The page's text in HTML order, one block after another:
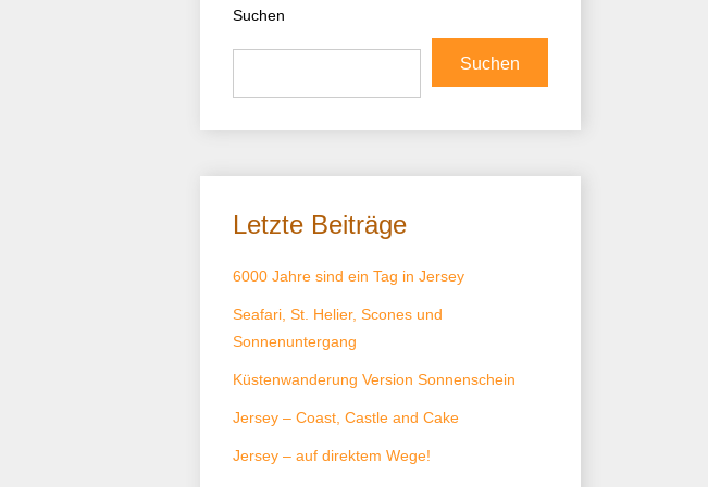
Suchen
Suchen
Letzte Beiträge
6000 Jahre sind ein Tag in Jersey
Seafari, St. Helier, Scones und
Sonnenuntergang
Küstenwanderung Version Sonnenschein
Jersey – Coast, Castle and Cake
Jersey – auf direktem Wege!